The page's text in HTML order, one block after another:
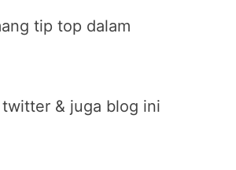
tip top dalam
& juga blog ini